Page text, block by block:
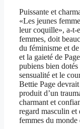
Puissante et
«Les jeunes
leur coquille», a-t-
femmes, doit
du féminisme et
et la gaieté de
pubiens bien
sensualité et le
Bettie Page
produit d’un
charmant et
regard masculin et
femmes du monde